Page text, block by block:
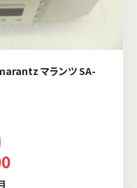
マランツ SA-